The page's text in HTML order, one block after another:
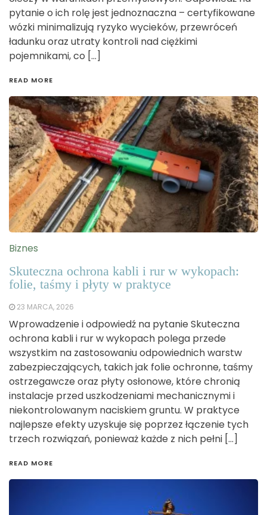
pytanie o ich rolę jest jednoznaczna – certyfikowane
wózki minimalizują ryzyko wycieków, przewróceń
ładunku oraz utraty kontroli nad ciężkimi
pojemnikami, co […]
READ MORE
Biznes
Skuteczna ochrona kabli i rur w wykopach:
folie, taśmy i płyty w praktyce
23 MARCA, 2026
Wprowadzenie i odpowiedź na pytanie Skuteczna
ochrona kabli i rur w wykopach polega przede
wszystkim na zastosowaniu odpowiednich warstw
zabezpieczających, takich jak folie ochronne, taśmy
ostrzegawcze oraz płyty osłonowe, które chronią
instalacje przed uszkodzeniami mechanicznymi i
niekontrolowanym naciskiem gruntu. W praktyce
najlepsze efekty uzyskuje się poprzez łączenie tych
trzech rozwiązań, ponieważ każde z nich pełni […]
READ MORE